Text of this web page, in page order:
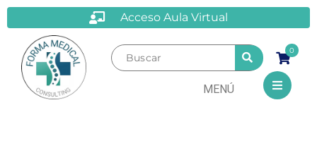
Acceso Aula Virtual
0
MENÚ